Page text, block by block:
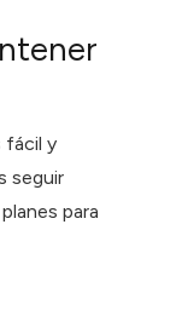
fácil y
seguir
para